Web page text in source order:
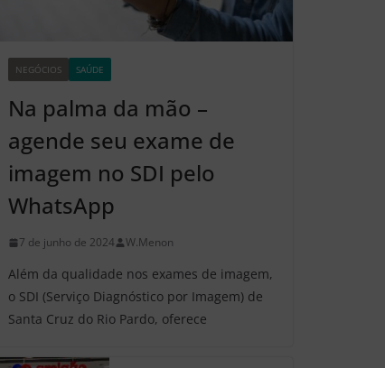
NEGÓCIOS SAÚDE
Na palma da mão –
agende seu exame de
imagem no SDI pelo
WhatsApp
7 de junho de 2024 W.Menon
Além da qualidade nos exames de imagem,
o SDI (Serviço Diagnóstico por Imagem) de
Santa Cruz do Rio Pardo, oferece